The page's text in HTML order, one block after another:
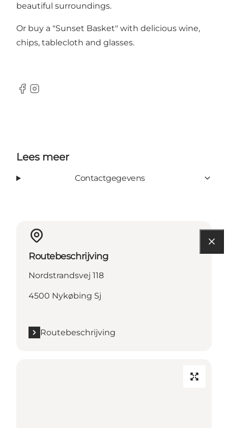
beautiful surroundings.
Or buy a "Sunset Basket" with delicious wine,
chips, tablecloth and glasses.
Facebook
Instagram
Lees meer
Contactgegevens
Routebeschrijving
Nordstrandsvej 118
4500 Nykøbing Sj
Routebeschrijving